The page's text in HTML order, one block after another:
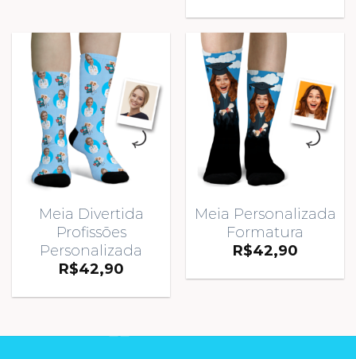
Meia Divertida
Profissões
Personalizada
R$42,90
Meia Personalizada
Formatura
R$42,90